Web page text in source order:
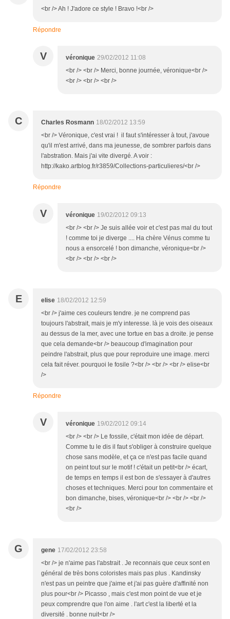
<br /> Ah ! J'adore ce style ! Bravo !<br />
Répondre
V véronique 29/02/2012 11:08
<br /> <br /> Merci, bonne journée, véronique<br />
<br /> <br /> <br />
C Charles Rosmann 18/02/2012 13:59
<br /> Véronique, c'est vrai ! il faut s'intéresser à tout, j'avoue
qu'il m'est arrivé, dans ma jeunesse, de sombrer parfois dans
l'abstration. Mais j'ai vite divergé. A voir :
http://kako.artblog.fr/r3859/Collections-particulieres/<br />
Répondre
V véronique 19/02/2012 09:13
<br /> <br /> Je suis allée voir et c'est pas mal du tout
! comme toi je diverge .... Ha chère Vénus comme tu
nous a ensorcelé ! bon dimanche, véronique<br />
<br /> <br /> <br />
E elise 18/02/2012 12:59
<br /> j'aime ces couleurs tendre. je ne comprend pas
toujours l'abstrait, mais je m'y interesse. là je vois des oiseaux
au dessus de la mer, avec une tortue en bas a droite. je pense
que cela demande<br /> beaucoup d'imagination pour
peindre l'abstrait, plus que pour reproduire une image. merci
cela fait réver. pourquoi le fosile ?<br /> <br /> <br /> elise<br
/>
Répondre
V véronique 19/02/2012 09:14
<br /> <br /> Le fossile, c'était mon idée de départ.
Comme tu le dis il faut s'obliger à construire quelque
chose sans modèle, et ça ce n'est pas facile quand
on peint tout sur le motif ! c'était un petit<br /> écart,
de temps en temps il est bon de s'essayer à d'autres
choses et techniques. Merci pour ton commentaire et
bon dimanche, bises, véronique<br /> <br /> <br />
<br />
G gene 17/02/2012 23:58
<br /> je n'aime pas l'abstrait . Je reconnais que ceux sont en
général de très bons coloristes mais pas plus . Kandinsky
n'est pas un peintre que j'aime et j'ai pas guère d'affinité non
plus pour<br /> Picasso , mais c'est mon point de vue et je
peux comprendre que l'on aime . l'art c'est la liberté et la
diversité . bonne nuit<br />